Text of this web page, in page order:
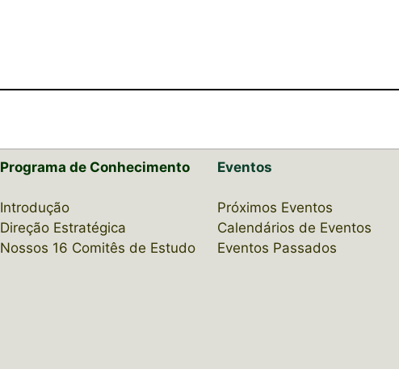
Programa de Conhecimento
Introdução
Direção Estratégica
Nossos 16 Comitês de Estudo
Eventos
Próximos Eventos
Calendários de Eventos
Eventos Passados